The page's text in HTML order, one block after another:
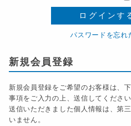
ログインす
パスワードを忘れ
新規会員登録
新規会員登録をご希望のお客様は、
事項をご入力の上、送信してください
送信いただきました個人情報は、第
いません。